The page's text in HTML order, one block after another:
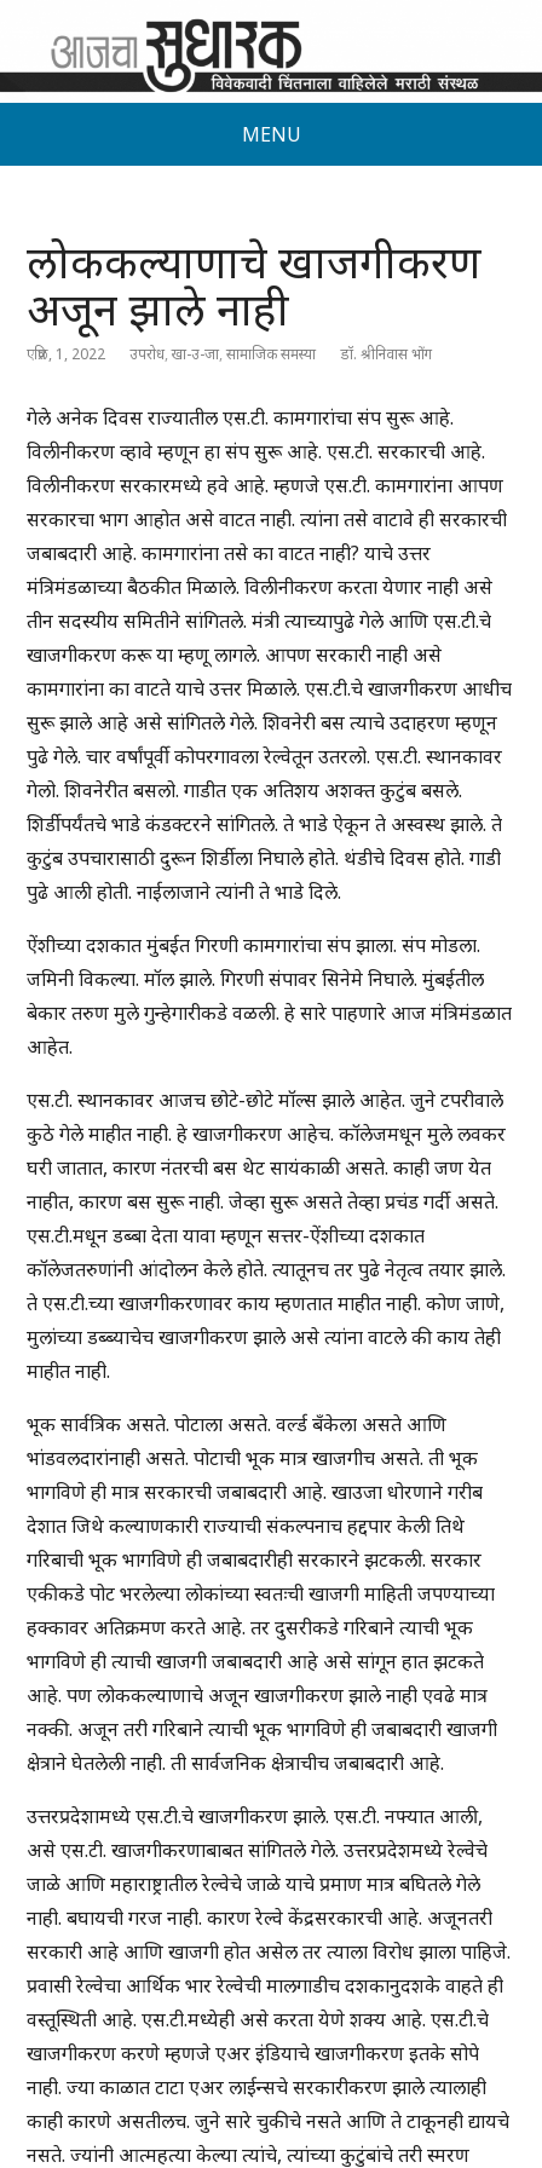
MENU
लोककल्याणाचे खाजगीकरण
अजून झाले नाही
एप्रिल, 1, 2022 उपरोध,खा-उ-जा,सामाजिक समस्या डॉ. श्रीनिवास भोंग
गेले अनेक दिवस राज्यातील एस.टी. कामगारांचा संप सुरू आहे.
विलीनीकरण व्हावे म्हणून हा संप सुरू आहे. एस.टी. सरकारची आहे.
विलीनीकरण सरकारमध्ये हवे आहे. म्हणजे एस.टी. कामगारांना आपण
सरकारचा भाग आहोत असे वाटत नाही. त्यांना तसे वाटावे ही सरकारची
जबाबदारी आहे. कामगारांना तसे का वाटत नाही? याचे उत्तर
मंत्रिमंडळाच्या बैठकीत मिळाले. विलीनीकरण करता येणार नाही असे
तीन सदस्यीय समितीने सांगितले. मंत्री त्याच्यापुढे गेले आणि एस.टी.चे
खाजगीकरण करू या म्हणू लागले. आपण सरकारी नाही असे
कामगारांना का वाटते याचे उत्तर मिळाले. एस.टी.चे खाजगीकरण आधीच
सुरू झाले आहे असे सांगितले गेले. शिवनेरी बस त्याचे उदाहरण म्हणून
पुढे गेले. चार वर्षांपूर्वी कोपरगावला रेल्वेतून उतरलो. एस.टी. स्थानकावर
गेलो. शिवनेरीत बसलो. गाडीत एक अतिशय अशक्त कुटुंब बसले.
शिर्डीपर्यंतचे भाडे कंडक्टरने सांगितले. ते भाडे ऐकून ते अस्वस्थ झाले. ते
कुटुंब उपचारासाठी दुरून शिर्डीला निघाले होते. थंडीचे दिवस होते. गाडी
पुढे आली होती. नाईलाजाने त्यांनी ते भाडे दिले.
ऐंशीच्या दशकात मुंबईत गिरणी कामगारांचा संप झाला. संप मोडला.
जमिनी विकल्या. मॉल झाले. गिरणी संपावर सिनेमे निघाले. मुंबईतील
बेकार तरुण मुले गुन्हेगारीकडे वळली. हे सारे पाहणारे आज मंत्रिमंडळात
आहेत.
एस.टी. स्थानकावर आजच छोटे-छोटे मॉल्स झाले आहेत. जुने टपरीवाले
कुठे गेले माहीत नाही. हे खाजगीकरण आहेच. कॉलेजमधून मुले लवकर
घरी जातात, कारण नंतरची बस थेट सायंकाळी असते. काही जण येत
नाहीत, कारण बस सुरू नाही. जेव्हा सुरू असते तेव्हा प्रचंड गर्दी असते.
एस.टी.मधून डब्बा देता यावा म्हणून सत्तर-ऐंशीच्या दशकात
कॉलेजतरुणांनी आंदोलन केले होते. त्यातूनच तर पुढे नेतृत्व तयार झाले.
ते एस.टी.च्या खाजगीकरणावर काय म्हणतात माहीत नाही. कोण जाणे,
मुलांच्या डब्ब्याचेच खाजगीकरण झाले असे त्यांना वाटले की काय तेही
माहीत नाही.
भूक सार्वत्रिक असते. पोटाला असते. वर्ल्ड बँकेला असते आणि
भांडवलदारांनाही असते. पोटाची भूक मात्र खाजगीच असते. ती भूक
भागविणे ही मात्र सरकारची जबाबदारी आहे. खाउजा धोरणाने गरीब
देशात जिथे कल्याणकारी राज्याची संकल्पनाच हद्दपार केली तिथे
गरिबाची भूक भागविणे ही जबाबदारीही सरकारने झटकली. सरकार
एकीकडे पोट भरलेल्या लोकांच्या स्वतःची खाजगी माहिती जपण्याच्या
हक्कावर अतिक्रमण करते आहे. तर दुसरीकडे गरिबाने त्याची भूक
भागविणे ही त्याची खाजगी जबाबदारी आहे असे सांगून हात झटकते
आहे. पण लोककल्याणाचे अजून खाजगीकरण झाले नाही एवढे मात्र
नक्की. अजून तरी गरिबाने त्याची भूक भागविणे ही जबाबदारी खाजगी
क्षेत्राने घेतलेली नाही. ती सार्वजनिक क्षेत्राचीच जबाबदारी आहे.
उत्तरप्रदेशामध्ये एस.टी.चे खाजगीकरण झाले. एस.टी. नफ्यात आली,
असे एस.टी. खाजगीकरणाबाबत सांगितले गेले. उत्तरप्रदेशमध्ये रेल्वेचे
जाळे आणि महाराष्ट्रातील रेल्वेचे जाळे याचे प्रमाण मात्र बघितले गेले
नाही. बघायची गरज नाही. कारण रेल्वे केंद्रसरकारची आहे. अजूनतरी
सरकारी आहे आणि खाजगी होत असेल तर त्याला विरोध झाला पाहिजे.
प्रवासी रेल्वेचा आर्थिक भार रेल्वेची मालगाडीच दशकानुदशके वाहते ही
वस्तूस्थिती आहे. एस.टी.मध्येही असे करता येणे शक्य आहे. एस.टी.चे
खाजगीकरण करणे म्हणजे एअर इंडियाचे खाजगीकरण इतके सोपे
नाही. ज्या काळात टाटा एअर लाईन्सचे सरकारीकरण झाले त्यालाही
काही कारणे असतीलच. जुने सारे चुकीचे नसते आणि ते टाकूनही द्यायचे
नसते. ज्यांनी आत्महत्या केल्या त्यांचे, त्यांच्या कुटुंबांचे तरी स्मरण